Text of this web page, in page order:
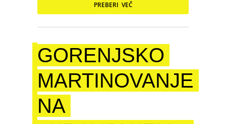
PREBERI VEČ
GORENJSKO
MARTINOVANJE
NA